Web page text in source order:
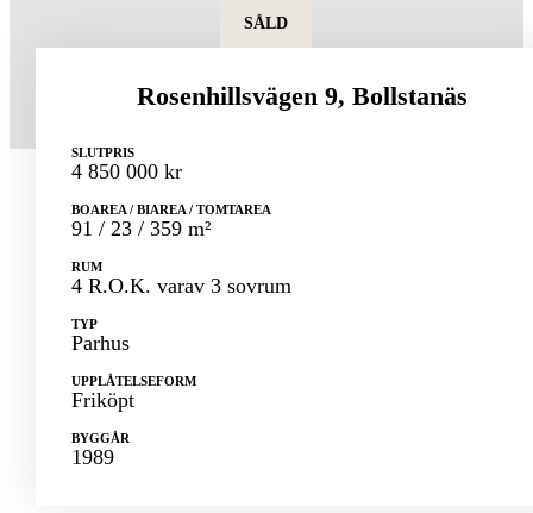
SÅLD
Rosenhillsvägen 9, Bollstanäs
SLUTPRIS
4 850 000 kr
BOAREA / BIAREA / TOMTAREA
91 / 23 / 359 m²
RUM
4 R.O.K. varav 3 sovrum
TYP
Parhus
UPPLÅTELSEFORM
Friköpt
BYGGÅR
1989